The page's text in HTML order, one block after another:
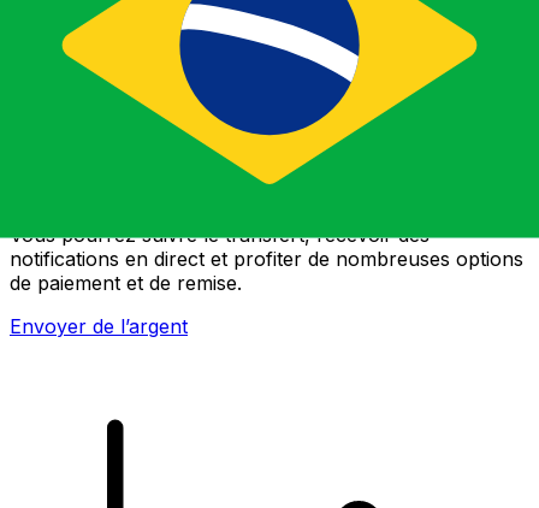
Transferts d'argent internationaux avec Xe
Vous pourrez suivre le transfert, recevoir des
notifications en direct et profiter de nombreuses options
de paiement et de remise.
Envoyer de l’argent